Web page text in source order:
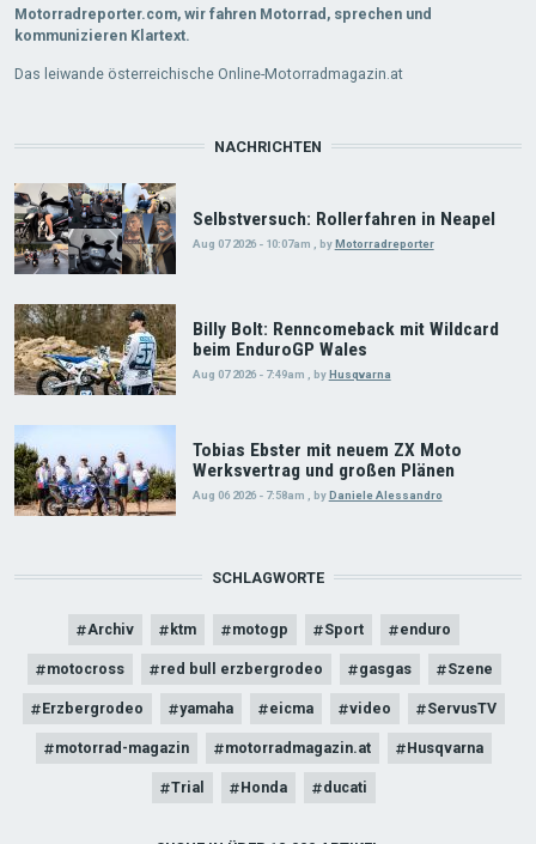
Motorradreporter.com, wir fahren Motorrad, sprechen und
kommunizieren Klartext.
Das leiwande österreichische Online-Motorradmagazin.at
NACHRICHTEN
Selbstversuch: Rollerfahren in Neapel
Aug 07 2026 - 10:07am byMotorradreporter
Billy Bolt: Renncomeback mit Wildcard
beim EnduroGP Wales
Aug 07 2026 - 7:49am byHusqvarna
Tobias Ebster mit neuem ZX Moto
Werksvertrag und großen Plänen
Aug 06 2026 - 7:58am byDaniele Alessandro
SCHLAGWORTE
Archiv ktm motogp Sport enduro
motocross red bull erzbergrodeo gasgas Szene
Erzbergrodeo yamaha eicma video ServusTV
motorrad-magazin motorradmagazin.at Husqvarna
Trial Honda ducati